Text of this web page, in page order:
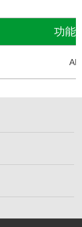
功能
API